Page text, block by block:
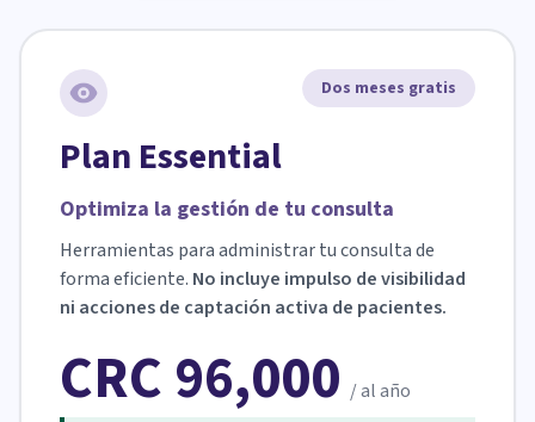
Dos meses gratis
Plan Essential
Optimiza la gestión de tu consulta
Herramientas para administrar tu consulta de
forma eficiente. No incluye impulso de visibilidad
ni acciones de captación activa de pacientes.
CRC 96,000 / al año